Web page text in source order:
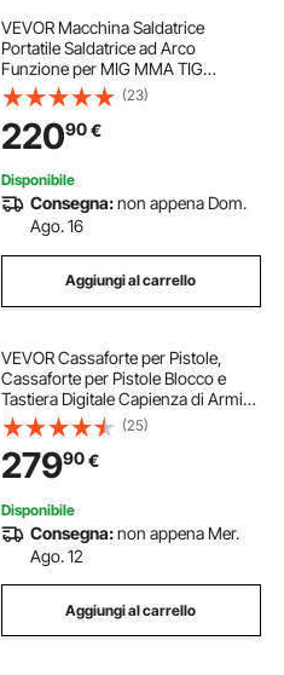
VEVOR Macchina Saldatrice
Portatile Saldatrice ad Arco
Funzione per MIG MMA TIG
Corrente tra 30-200A, Saldatrice
Portatile Spessore del Filo 0,8 mm
& 1 mm, Saldatrice ad Arco Portatile
8,4kg
(23)
22090€
Disponibile
Consegna:non appena Dom.
Ago. 16
Aggiungi al carrello
VEVOR Cassaforte per Pistole,
Cassaforte per Pistole Blocco e
Tastiera Digitale Capienza di Armi
da Fuoco 7-8 pezzi, Armadietto per
Fucili, Ripiano Rimovibile per Armi
Lunghe e Pistole Domestiche
(25)
27990€
Disponibile
Consegna:non appena Mer.
Ago. 12
Aggiungi al carrello